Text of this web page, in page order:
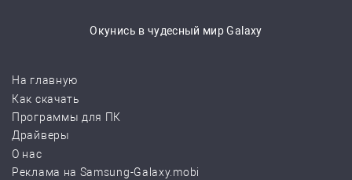
Окунись в чудесный мир Galaxy
На главную
Как скачать
Программы для ПК
Драйверы
О нас
Реклама на Samsung-Galaxy.mobi